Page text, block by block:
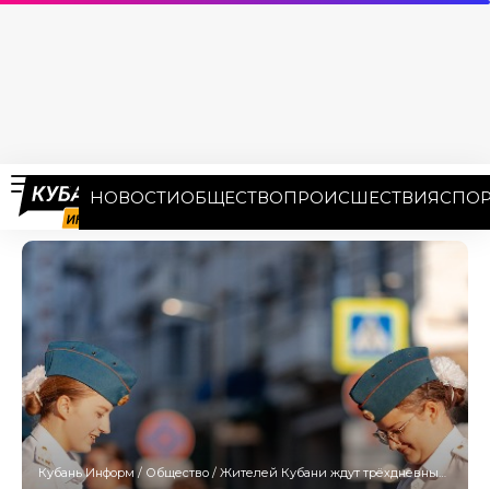
НОВОСТИОБЩЕСТВОПРОИСШЕСТВИЯ
Кубань Информ/ Общество / Жителей Кубани ждут трёхдневные выходные в честь Дня России